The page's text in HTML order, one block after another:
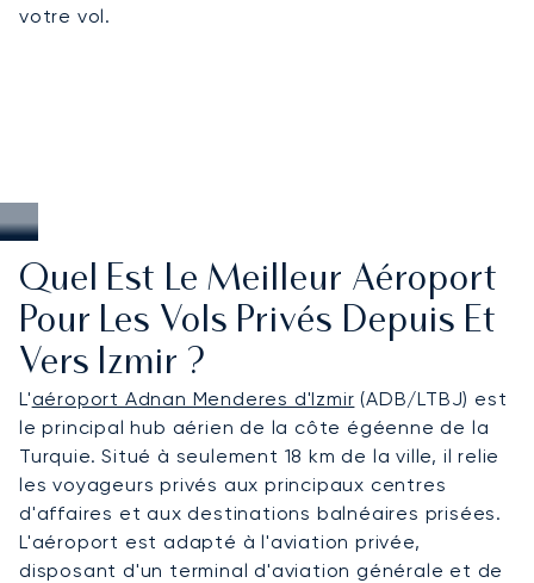
votre vol.
Quel Est Le Meilleur Aéroport
Pour Les Vols Privés Depuis Et
Vers Izmir ?
L'aéroport Adnan Menderes d'Izmir (ADB/LTBJ) est
le principal hub aérien de la côte égéenne de la
Turquie. Situé à seulement 18 km de la ville, il relie
les voyageurs privés aux principaux centres
d'affaires et aux destinations balnéaires prisées.
L'aéroport est adapté à l'aviation privée,
disposant d'un terminal d'aviation générale et de